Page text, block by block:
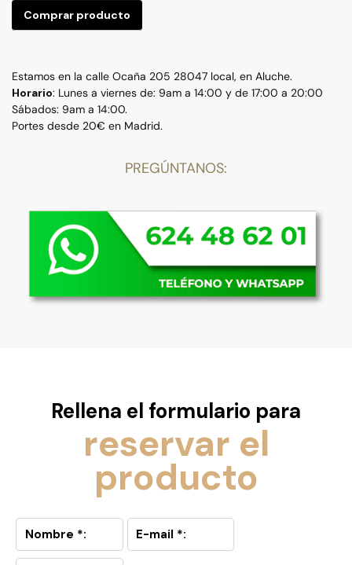
Comprar producto
Estamos en la calle Ocaña 205 28047 local, en Aluche.
Horario: Lunes a viernes de: 9am a 14:00 y de 17:00 a 20:00
Sábados: 9am a 14:00.
Portes desde 20€ en Madrid.
PREGÚNTANOS:
Rellena el formulario para
reservar el
producto